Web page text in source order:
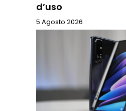
d’uso
5 Agosto 2026